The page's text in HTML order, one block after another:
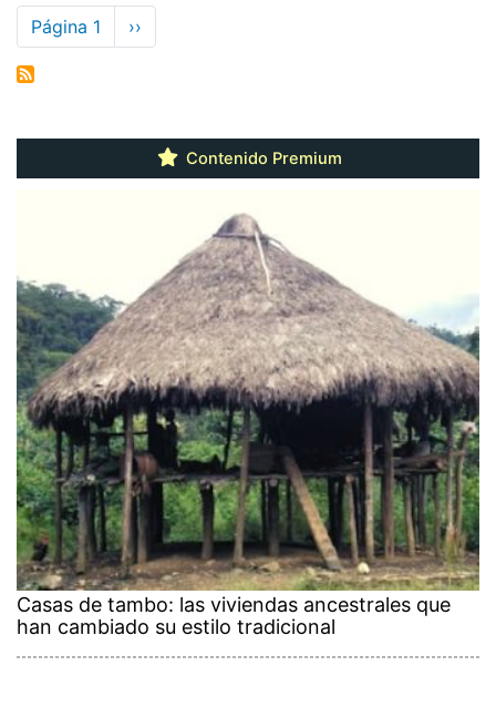
Paginación
Página 1
Siguiente
página
››
Contenido Premium
Casas de tambo: las viviendas ancestrales que
han cambiado su estilo tradicional